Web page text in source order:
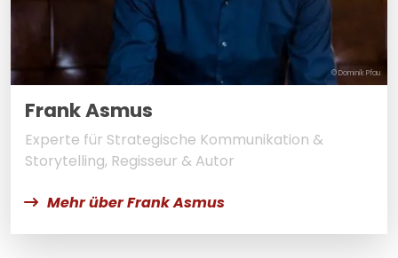
© Dominik Pfau
Frank Asmus
Experte für Strategische Kommunikation &
Storytelling, Regisseur & Autor
Mehr über Frank Asmus